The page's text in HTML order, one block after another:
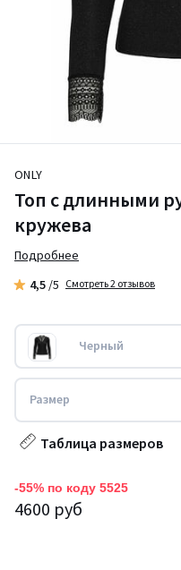
ONLY
Топ с длинными
кружева
Подробнее
4,5 /5 Смотреть 2 отзывов
Черный
Размер
Таблица размеров
-55% по коду 5525
4600 руб